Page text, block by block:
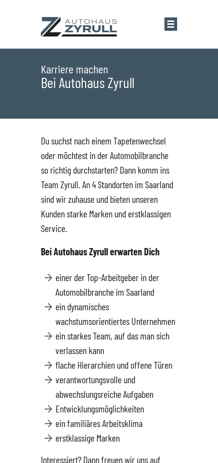
Startseite
Saarlouis
Saarwellingen
St. Wendel
Bestandsfahrzeuge
Marken
Übersicht
CUPRA
VW
VW Nutzfahrzeugservice
SKODA Service
Service
Probefahrt
News
Unternehmen
Wir kaufen Dein Auto
Karriere
Impressum
Karriere machen
Bei Autohaus Zyrull
Du suchst nach einem Tapetenwechsel
oder möchtest in der Automobilbranche
so richtig durchstarten? Dann komm ins
Team Zyrull. An 4 Standorten im Saarland
sind wir zuhause und bieten unseren
Kunden starke Marken und erstklassigen
Service.
Bei Autohaus Zyrull erwarten Dich
einer der Top-Arbeitgeber in der
Automobilbranche im Saarland
ein dynamisches
wachstumsorientiertes Unternehmen
ein starkes Team, auf das man sich
verlassen kann
flache Hierarchien und offene Türen
verantwortungsvolle und
abwechslungsreiche Aufgaben
Entwicklungsmöglichkeiten
ein familiäres Arbeitsklima
erstklassige Marken
Interessiert? Dann freuen wir uns auf